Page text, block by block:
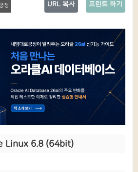
정 프린트 하기
URL 복사
Linux 6.8 (64bit)